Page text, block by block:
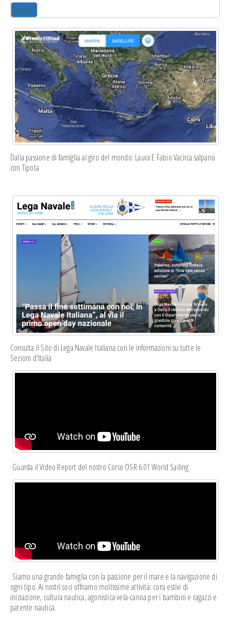
sulle nostre pratiche di privacy ti invitiamo a
visitare il nostro sito web. Cliccando su
"iscriviti", accetti l'elaborazione dei tuoi dati in
conformità con questi termini.
Usiamo Mailchimp come piattaforma di
marketing. Cliccando su "iscriviti", accetti che i
tuoi dati vengano trasferite a Mailchimp per
l'elaborazione. Scopri di più sulle pratiche di
privacy di Mailchimpqui.
Dalla passione di famiglia al giro del mondo: Laura E Fabio Vacirca salpano
con Tipota
Consulta il Sito di Lega Navale Italiana con le informazioni su tutte le
Sezioni d'Italia
Guarda il Video Report del nostro Corso OSR 6.01 World Sailing
Siamo una grande famiglia con la passione per il mare e la navigazione di
ogni tipo. Ai nostri soci offriamo moltissime attività: corsi estivi di
iniziazione, cultura nautica, agonistica vela-canoa per i bambini e ragazzi e
patente nautica.